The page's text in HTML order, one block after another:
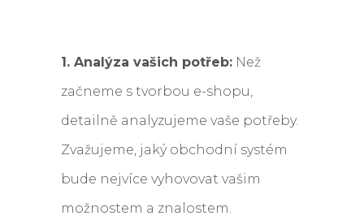
1. Analýza vašich potřeb:Než
začneme s tvorbou e-shopu,
detailně analyzujeme vaše potřeby.
Zvažujeme, jaký obchodní systém
bude nejvíce vyhovovat vašim
možnostem a znalostem.